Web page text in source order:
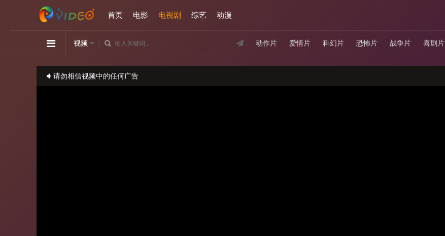
首页 电影 电视剧 综艺 动漫
动作片 爱情片 科幻片 恐怖片 战争片 喜剧片
视频
请勿相信视频中的任何广告